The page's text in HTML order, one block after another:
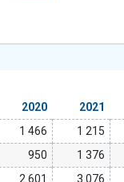
2020 2021
1 466 1 215
950 1 376
2 601 3 076